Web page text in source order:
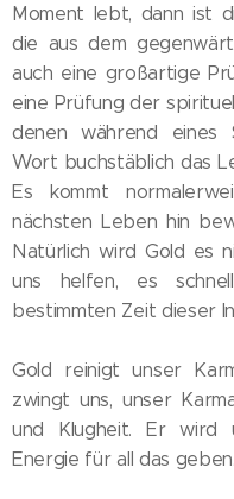
Moment lebt, dann ist
die aus dem
auch eine großartige
eine Prüfung der
denen während eines
Wort buchstäblich das
Es kommt
nächsten Leben hin
Natürlich wird Gold es
uns helfen, es
bestimmten Zeit dieser
Gold reinigt unser
zwingt uns, unser
und Klugheit. Er wird
Energie für all das geben.